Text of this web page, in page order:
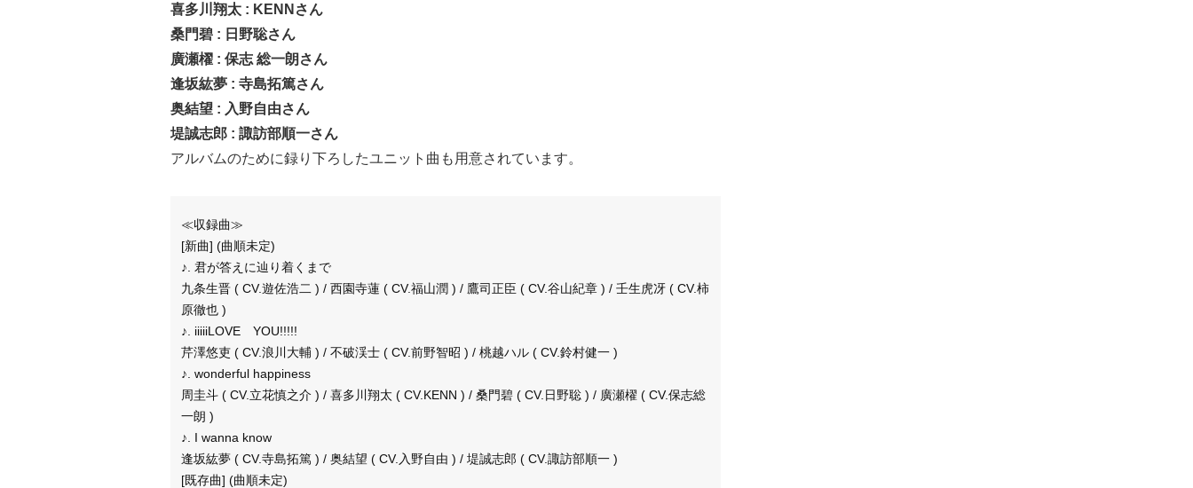
喜多川翔太 : KENNさん
桑門碧 : 日野聡さん
廣瀬櫂 : 保志 総一朗さん
逢坂紘夢 : 寺島拓篤さん
奥結望 : 入野自由さん
堤誠志郎 : 諏訪部順一さん
アルバムのために録り下ろしたユニット曲も用意されています。
≪収録曲≫
[新曲] (曲順未定)
♪. 君が答えに辿り着くまで
九条生晋 ( CV.遊佐浩二 ) / 西園寺蓮 ( CV.福山潤 ) / 鷹司正臣 ( CV.谷山紀章 ) / 壬生虎冴 ( CV.柿
原徹也 )
♪. iiiiiLOVE YOU!!!!!
芹澤悠吏 ( CV.浪川大輔 ) / 不破渓士 ( CV.前野智昭 ) / 桃越ハル ( CV.鈴村健一 )
♪. wonderful happiness
周圭斗 ( CV.立花慎之介 ) / 喜多川翔太 ( CV.KENN ) / 桑門碧 ( CV.日野聡 ) / 廣瀬櫂 ( CV.保志総
一朗 )
♪. I wanna know
逢坂紘夢 ( CV.寺島拓篤 ) / 奥結望 ( CV.入野自由 ) / 堤誠志郎 ( CV.諏訪部順一 )
[既存曲] (曲順未定)